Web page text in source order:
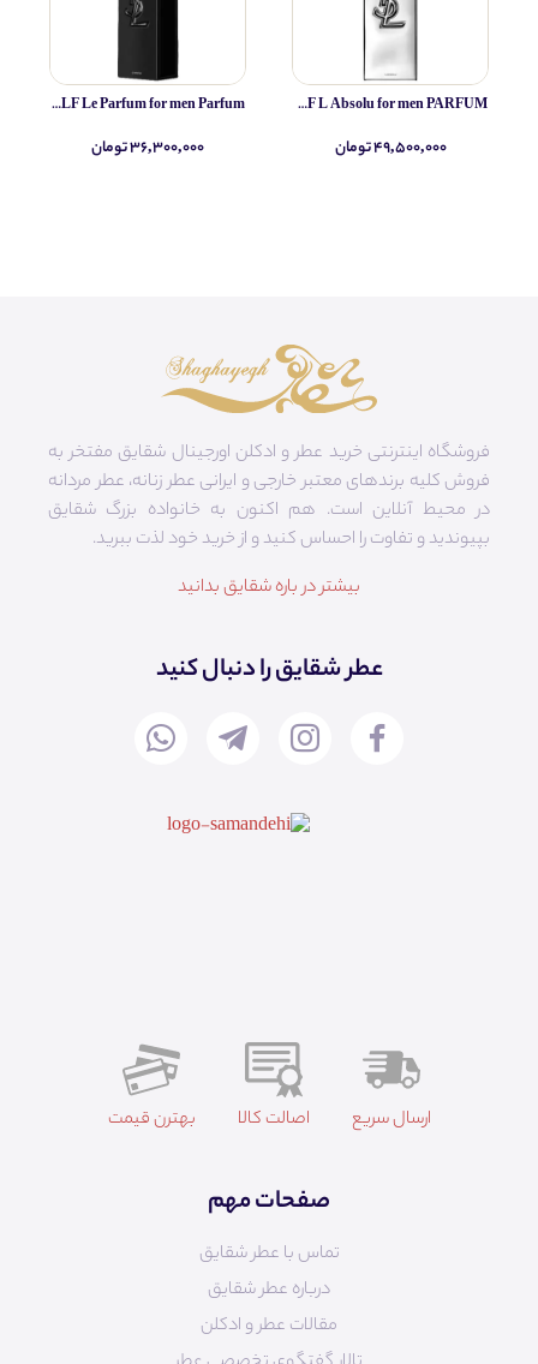
Yves Saint Laurent MYSLF L Absolu for men PARFUM
۴۹,۵۰۰,۰۰۰ تومان
Yves Saint Laurent MYSLF Le Parfum for men Parfum
۳۶,۳۰۰,۰۰۰ تومان
فروشگاه اینترنتی خرید عطر و ادکلن اورجینال شقایق مفتخر به
فروش کلیه برندهای معتبر خارجی و ایرانی عطر زنانه، عطر مردانه
در محیط آنلاین است. هم‌ اکنون به خانواده بزرگ شقایق
بپیوندید و تفاوت را احساس کنید و از خرید خود لذت ببرید.
بیشتر در باره شقایق بدانید
عطر شقایق را دنبال کنید
ارسال سریع اصالت کالا بهترن قیمت
صفحات مهم
تماس با عطر شقایق
درباره عطر شقایق
مقالات عطر و ادکلن